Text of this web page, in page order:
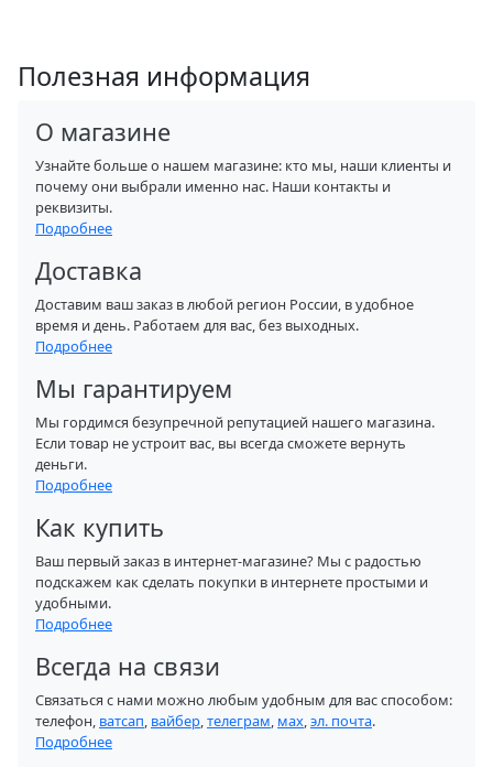
Полезная информация
О магазине
Узнайте больше о нашем магазине: кто мы, наши клиенты и
почему они выбрали именно нас. Наши контакты и
реквизиты.
Подробнее
Доставка
Доставим ваш заказ в любой регион России, в удобное
время и день. Работаем для вас, без выходных.
Подробнее
Мы гарантируем
Мы гордимся безупречной репутацией нашего магазина.
Если товар не устроит вас, вы всегда сможете вернуть
деньги.
Подробнее
Как купить
Ваш первый заказ в интернет-магазине? Мы с радостью
подскажем как сделать покупки в интернете простыми и
удобными.
Подробнее
Всегда на связи
Связаться с нами можно любым удобным для вас способом:
телефон, ватсап, вайбер,телеграм, мах,эл. почта.
Подробнее